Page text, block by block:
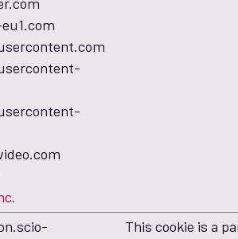
This cookie is a